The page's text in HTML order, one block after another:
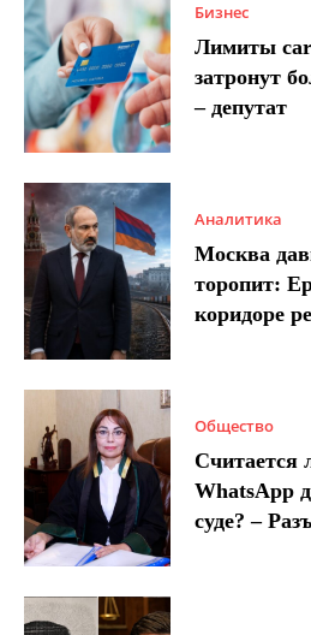
Бизнес
Лимиты
затронут
– депутат
Аналитика
Москва
торопит:
коридоре
Общество
Считается
WhatsApp
суде? –